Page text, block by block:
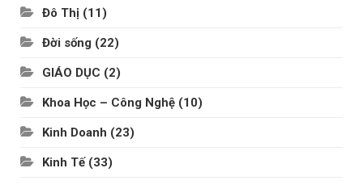
Đô Thị (11)
Đời sống (22)
GIÁO DỤC (2)
Khoa Học – Công Nghệ (10)
Kinh Doanh (23)
Kinh Tế(33)